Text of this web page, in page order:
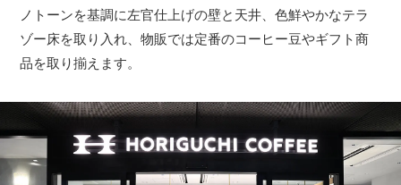
ノトーンを基調に左官仕上げの壁と天井、色鮮やかなテラ
ゾー床を取り入れ、物販では定番のコーヒー豆やギフト商
品を取り揃えます。